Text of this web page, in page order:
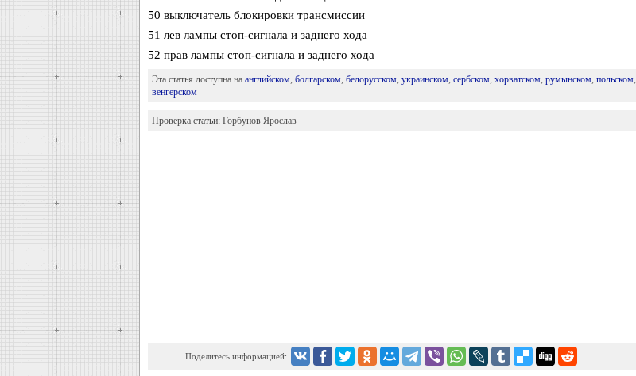
50 выключатель блокировки трансмиссии
51 лев лампы стоп-сигнала и заднего хода
52 прав лампы стоп-сигнала и заднего хода
Эта статья доступна на английском, болгарском, белорусском, украинском, сербском, хорватском, румынском, польском,
венгерском
Проверка статьи: Горбунов Ярослав
Поделитесь информацией: